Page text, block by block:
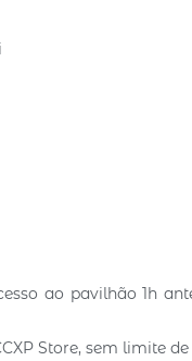
ao pavilhão 1h
Store, sem limite